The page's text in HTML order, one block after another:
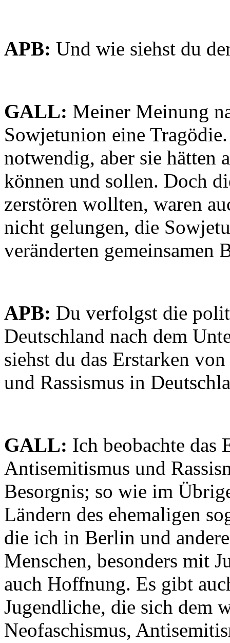
APB: Und wie siehst du
GALL: Meiner Meinung
Sowjetunion eine
notwendig, aber sie hätten
können und sollen. Doch
zerstören wollten, waren
nicht gelungen, die
veränderten gemeinsamen
APB: Du verfolgst die
Deutschland nach dem
siehst du das Erstarken
und Rassismus in
GALL: Ich beobachte das
Antisemitismus und
Besorgnis; so wie im
Ländern des ehemaligen
die ich in Berlin und
Menschen, besonders mit
auch Hoffnung. Es gibt
Jugendliche, die sich dem
Neofaschismus,